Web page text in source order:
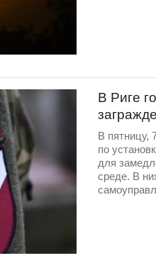
В Риге
В пятницу,
по
для
среде. В